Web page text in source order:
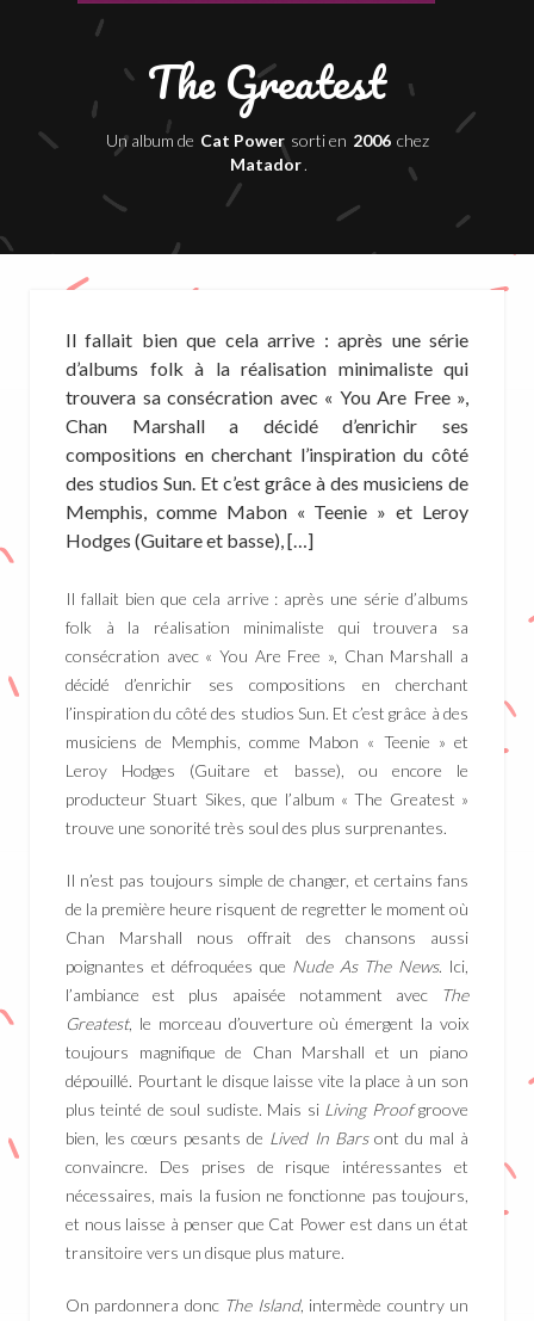
The Greatest
Un album de Cat Power sorti en 2006 chez
Matador .
Il fallait bien que cela arrive : après une série
d’albums folk à la réalisation minimaliste qui
trouvera sa consécration avec « You Are Free »,
Chan Marshall a décidé d’enrichir ses
compositions en cherchant l’inspiration du côté
des studios Sun. Et c’est grâce à des musiciens de
Memphis, comme Mabon « Teenie » et Leroy
Hodges (Guitare et basse), […]
Il fallait bien que cela arrive : après une série d’albums
folk à la réalisation minimaliste qui trouvera sa
consécration avec « You Are Free », Chan Marshall a
décidé d’enrichir ses compositions en cherchant
l’inspiration du côté des studios Sun. Et c’est grâce à des
musiciens de Memphis, comme Mabon « Teenie » et
Leroy Hodges (Guitare et basse), ou encore le
producteur Stuart Sikes, que l’album « The Greatest »
trouve une sonorité très soul des plus surprenantes.
Il n’est pas toujours simple de changer, et certains fans
de la première heure risquent de regretter le moment où
Chan Marshall nous offrait des chansons aussi
poignantes et défroquées que Nude As The News. Ici,
l’ambiance est plus apaisée notamment avec
The
Greatest, le morceau d’ouverture où émergent la voix
toujours magnifique de Chan Marshall et un piano
dépouillé. Pourtant le disque laisse vite la place à un son
plus teinté de soul sudiste. Mais si Living Proofgroove
bien, les cœurs pesants de Lived In Barsont du mal à
convaincre. Des prises de risque intéressantes et
nécessaires, mais la fusion ne fonctionne pas toujours,
et nous laisse à penser que Cat Power est dans un état
transitoire vers un disque plus mature.
On pardonnera donc The Island, intermède country un